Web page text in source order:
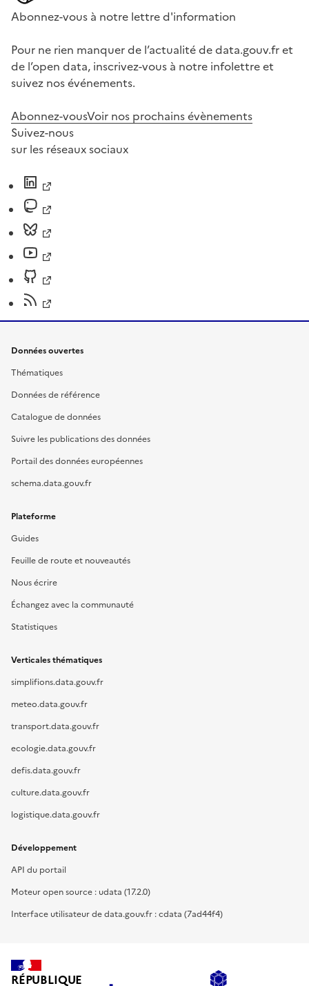
Abonnez-vous à notre lettre d'information
Pour ne rien manquer de l’actualité de data.gouv.fr et
de l’open data, inscrivez-vous à notre infolettre et
suivez nos événements.
Abonnez-vousVoir nos prochains évènements
Suivez-nous
sur les réseaux sociaux
Données ouvertes
Thématiques
Données de référence
Catalogue de données
Suivre les publications des données
Portail des données européennes
schema.data.gouv.fr
Plateforme
Guides
Feuille de route et nouveautés
Nous écrire
Échangez avec la communauté
Statistiques
Verticales thématiques
simplifions.data.gouv.fr
meteo.data.gouv.fr
transport.data.gouv.fr
ecologie.data.gouv.fr
defis.data.gouv.fr
culture.data.gouv.fr
logistique.data.gouv.fr
Développement
API du portail
Moteur open source : udata (17.2.0)
Interface utilisateur de data.gouv.fr : cdata (7ad44f4)
RÉPUBLIQUE